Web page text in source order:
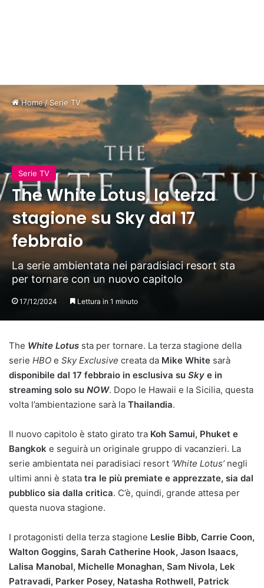
Home/ Serie TV
Serie TV
The White Lotus, la terza
stagione su Sky dal 17
febbraio
La serie ambientata nei paradisiaci resort sta
per tornare con un nuovo capitolo
17/12/2024 Lettura in 1 minuto
The White Lotus sta per tornare. La terza stagione della
serie HBO e Sky Exclusive creata da Mike White sarà
disponibile dal 17 febbraio in esclusiva su Sky e in
streaming solo su NOW. Dopo le Hawaii e la Sicilia, questa
volta l’ambientazione sarà la Thailandia.
Il nuovo capitolo è stato girato tra Koh Samui, Phuket e
Bangkok e seguirà un originale gruppo di vacanzieri. La
serie ambientata nei paradisiaci resort ‘White Lotus’negli
ultimi anni è stata tra le più premiate e apprezzate, sia dal
pubblico sia dalla critica. C’è, quindi, grande attesa per
questa nuova stagione.
I protagonisti della terza stagione Leslie Bibb, Carrie Coon,
Walton Goggins, Sarah Catherine Hook, Jason Isaacs,
Lalisa Manobal, Michelle Monaghan, Sam Nivola, Lek
Patravadi, Parker Posey, Natasha Rothwell, Patrick